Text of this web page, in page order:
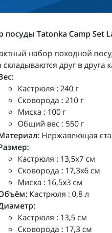
посуды Tatonka Camp Set
набор походной
складываются друг в друга
Кастрюля : 240 г
Сковорода : 210 г
Миска : 100 г
Общий вес : 550 г
Нержавеющая
Кастрюля : 13,5х7 см
Сковорода : 17,3х6 см
Миска : 16,5х3 см
Кастрюля : 0,8 л
Кастрюля : 13,5 см
Сковорода : 17,3 см